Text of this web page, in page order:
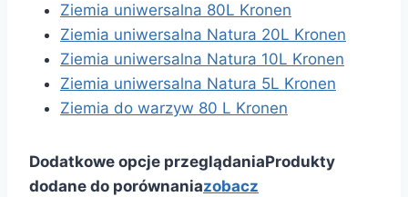
Ziemia uniwersalna 80L Kronen
Ziemia uniwersalna Natura 20L Kronen
Ziemia uniwersalna Natura 10L Kronen
Ziemia uniwersalna Natura 5L Kronen
Ziemia do warzyw 80 L Kronen
Dodatkowe opcje przeglądaniaProdukty
dodane do porównaniazobacz